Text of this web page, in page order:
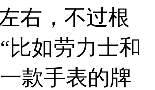
右，不过根
比如劳力士和
款手表的牌